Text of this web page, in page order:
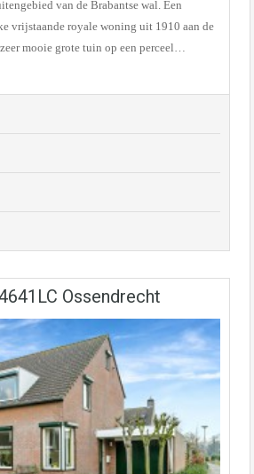
van de Brabantse wal. Een
vrijstaande royale woning uit 1910 aan de
mooie grote tuin op een perceel…
Ossendrecht